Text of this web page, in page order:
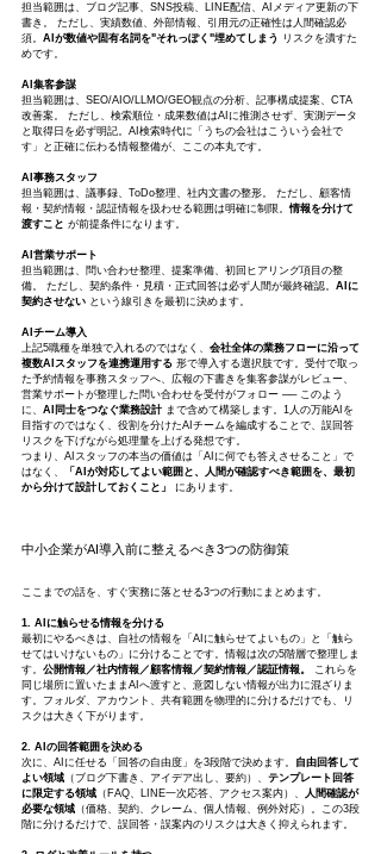
担当範囲は、ブログ記事、SNS投稿、LINE配信、AIメディア更新の下
書き。 ただし、実績数値、外部情報、引用元の正確性は人間確認必
須。 AIが数値や固有名詞を"それっぽく"埋めてしまう
リスクを潰すた
めです。
AI集客参謀
担当範囲は、SEO/AIO/LLMO/GEO観点の分析、記事構成提案、CTA
改善案。 ただし、検索順位・成果数値はAIに推測させず、実測データ
と取得日を必ず明記。AI検索時代に「うちの会社はこういう会社で
す」と正確に伝わる情報整備が、ここの本丸です。
AI事務スタッフ
担当範囲は、議事録、ToDo整理、社内文書の整形。 ただし、顧客情
報・契約情報・認証情報を扱わせる範囲は明確に制限。情報を分けて
渡すこと が前提条件になります。
AI営業サポート
担当範囲は、問い合わせ整理、提案準備、初回ヒアリング項目の整
備。 ただし、契約条件・見積・正式回答は必ず人間が最終確認。 AIに
契約させない という線引きを最初に決めます。
AIチーム導入
上記5職種を単独で入れるのではなく、 会社全体の業務フローに沿って
複数AIスタッフを連携運用する 形で導入する選択肢です。受付で取っ
た予約情報を事務スタッフへ、広報の下書きを集客参謀がレビュー、
営業サポートが整理した問い合わせを受付がフォロー ── このよう
に、 AI同士をつなぐ業務設計 まで含めて構築します。1人の万能AIを
目指すのではなく、役割を分けたAIチームを編成することで、誤回答
リスクを下げながら処理量を上げる発想です。
つまり、AIスタッフの本当の価値は「AIに何でも答えさせること」で
はなく、
「AIが対応してよい範囲と、人間が確認すべき範囲を、最初
から分けて設計しておくこと」
にあります。
中小企業がAI導入前に整えるべき3つの防御策
ここまでの話を、すぐ実務に落とせる3つの行動にまとめます。
1. AIに触らせる情報を分ける
最初にやるべきは、自社の情報を「AIに触らせてよいもの」と「触ら
せてはいけないもの」に分けることです。情報は次の5階層で整理しま
す。 公開情報／社内情報／顧客情報／契約情報／認証情報。
これらを
同じ場所に置いたままAIへ渡すと、意図しない情報が出力に混ざりま
す。フォルダ、アカウント、共有範囲を物理的に分けるだけでも、リ
スクは大きく下がります。
2. AIの回答範囲を決める
次に、AIに任せる「回答の自由度」を3段階で決めます。 自由回答して
よい領域 （ブログ下書き、アイデア出し、要約）、 テンプレート回答
に限定する領域 （FAQ、LINE一次応答、アクセス案内）、 人間確認が
必要な領域 （価格、契約、クレーム、個人情報、例外対応）。この3段
階に分けるだけで、誤回答・誤案内のリスクは大きく抑えられます。